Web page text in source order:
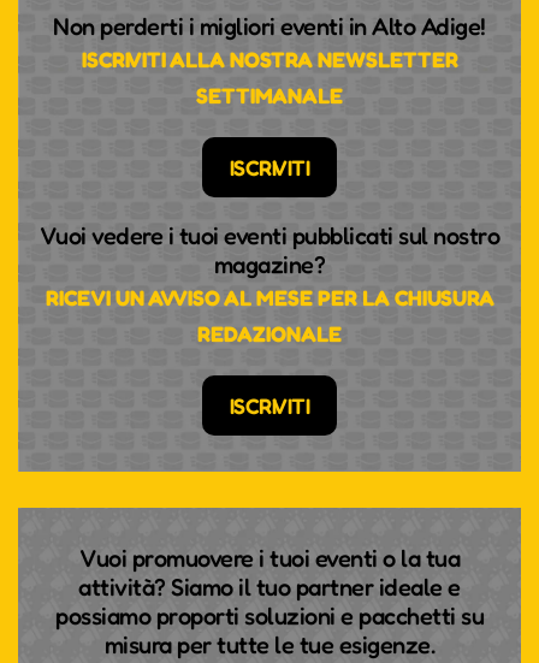
Non perderti i migliori eventi in Alto Adige!
ISCRIVITI ALLA NOSTRA NEWSLETTER
SETTIMANALE
ISCRIVITI
Vuoi vedere i tuoi eventi pubblicati sul nostro
magazine?
RICEVI UN AVVISO AL MESE PER LA CHIUSURA
REDAZIONALE
ISCRIVITI
Vuoi promuovere i tuoi eventi o la tua
attività? Siamo il tuo partner ideale e
possiamo proporti soluzioni e pacchetti su
misura per tutte le tue esigenze.